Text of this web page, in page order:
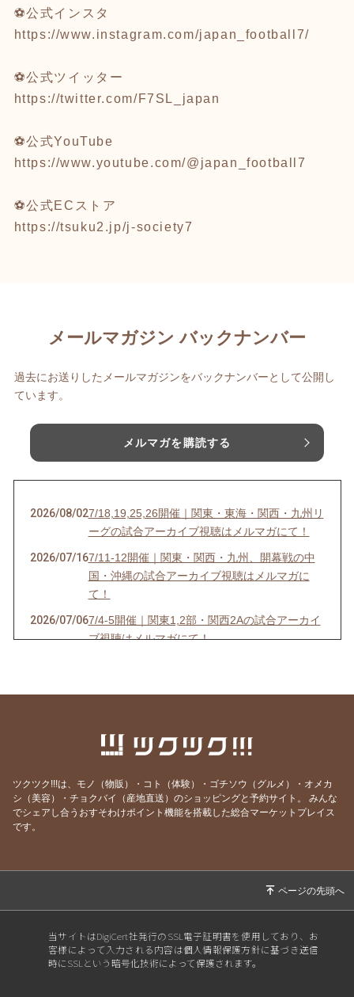
⚽公式インスタ
https://www.instagram.com/japan_football7/
⚽公式ツイッター
https://twitter.com/F7SL_japan
⚽公式YouTube
https://www.youtube.com/@japan_football7
⚽公式ECストア
https://tsuku2.jp/j-society7
メールマガジン バックナンバー
過去にお送りしたメールマガジンをバックナンバーとして公開し
ています。
メルマガを購読する
2026/08/027/18,19,25,26開催｜関東・東海・関西・九州リ
ーグの試合アーカイブ視聴はメルマガにて！
2026/07/167/11-12開催｜関東・関西・九州、開幕戦の中
国・沖縄の試合アーカイブ視聴はメルマガに
て！
2026/07/067/4-5開催｜関東1,2部・関西2Aの試合アーカイ
ブ視聴はメルマガにて！
6/20-21開催｜関東4部AB・東海1部・関西2C・
て！
2026/06/20 6/13-14開催｜関東3部ABC,4部E、九州リーグ
2026/05/30 ⚽F7ソサイチリーグ｜5/23-24開催｜関東・東
海・関西・九州試合視聴はメルマガにて！
ツクツク!!!は、モノ（物販）・コト（体験）・ゴチソウ（グルメ）・オメカ
シ（美容）・チョクバイ（産地直送）のショッピングと予約サイト。
みんな
でシェアし合うおすそわけポイント機能を搭載した総合マーケットプレイス
です。
当サイトはDigiCert社発行のSSL電子証明書を使用しており、お
客様によって入力される内容は個人情報保護方針に基づき送信
時にSSLという暗号化技術によって保護されます。